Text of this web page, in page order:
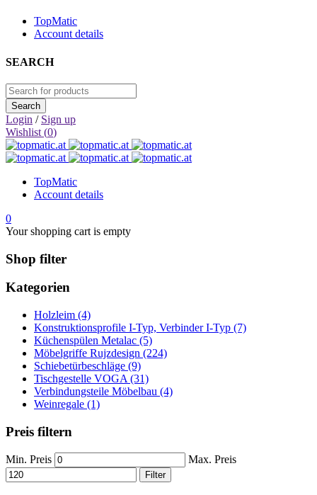
TopMatic
Account details
SEARCH
Login / Sign up
Wishlist (0)
TopMatic
Account details
0
Your shopping cart is empty
Shop filter
Kategorien
Holzleim (4)
Konstruktionsprofile I-Typ, Verbinder I-Typ (7)
Küchenspülen Metalac (5)
Möbelgriffe Rujzdesign (224)
Schiebetürbeschläge (9)
Tischgestelle VOGA (31)
Verbindungsteile Möbelbau (4)
Weinregale (1)
Preis filtern
Min. Preis Max. Preis
Filter